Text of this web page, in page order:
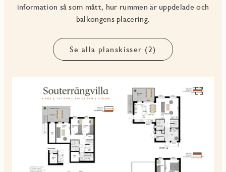
information så som mått, hur rummen är uppdelade och
balkongens placering.
Se alla planskisser (2)
Se